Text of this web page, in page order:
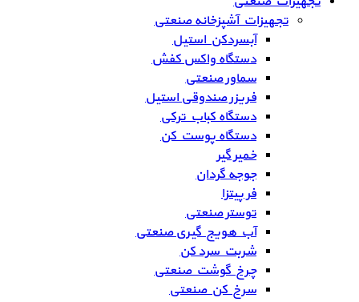
تجهیزات آشپزخانه صنعتی
آبسردکن استیل
دستگاه واکس کفش
سماور صنعتی
فریزر صندوقی استیل
دستگاه کباب ترکی
دستگاه پوست کن
خمیر گیر
جوجه گردان
فر پیتزا
توستر صنعتی
آب هویج گیری صنعتی
شربت سرد کن
چرخ گوشت صنعتی
سرخ کن صنعتی